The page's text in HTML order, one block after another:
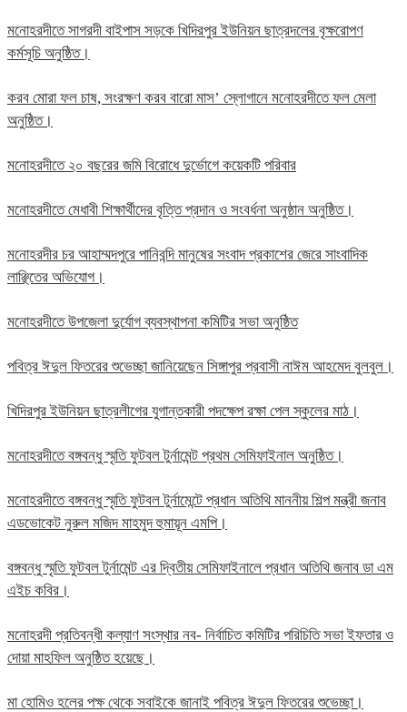
মনোহরদীতে সাগরদী বাইপাস সড়কে খিদিরপুর ইউনিয়ন ছাত্রদলের বৃক্ষরোপণ
কর্মসূচি অনুষ্ঠিত।
করব মোরা ফল চাষ, সংরক্ষণ করব বারো মাস’ স্লোগানে মনোহরদীতে ফল মেলা
অনুষ্ঠিত।
মনোহরদীতে ২০ বছরের জমি বিরোধে দুর্ভোগে কয়েকটি পরিবার
মনোহরদীতে মেধাবী শিক্ষার্থীদের বৃত্তি প্রদান ও সংবর্ধনা অনুষ্ঠান অনুষ্ঠিত।
মনোহরদীর চর আহাম্মদপুরে পানিবন্দি মানুষের সংবাদ প্রকাশের জেরে সাংবাদিক
লাঞ্ছিতের অভিযোগ।
মনোহরদীতে উপজেলা দুর্যোগ ব্যবস্থাপনা কমিটির সভা অনুষ্ঠিত
পবিত্র ঈদুল ফিতরের শুভেচ্ছা জানিয়েছেন সিঙ্গাপুর প্রবাসী নাঈম আহমেদ বুলবুল।
খিদিরপুর ইউনিয়ন ছাত্রলীগের যুগান্তকারী পদক্ষেপ রক্ষা পেল স্কুলের মাঠ।
মনোহরদীতে বঙ্গবন্ধু স্মৃতি ফুটবল টুর্নামেন্ট প্রথম সেমিফাইনাল অনুষ্ঠিত।
মনোহরদীতে বঙ্গবন্ধু স্মৃতি ফুটবল টুর্নামেন্টে প্রধান অতিথি মাননীয় শিল্প মন্ত্রী জনাব
এডভোকেট নুরুল মজিদ মাহমুদ হুমায়ূন এমপি।
বঙ্গবন্ধু স্মৃতি ফুটবল টুর্নামেন্ট এর দ্বিতীয় সেমিফাইনালে প্রধান অতিথি জনাব ডা এম
এইচ কবির।
মনোহরদী প্রতিবন্ধী কল্যাণ সংস্থার নব- নির্বাচিত কমিটির পরিচিতি সভা ইফতার ও
দোয়া মাহফিল অনুষ্ঠিত হয়েছে।
মা হোমিও হলের পক্ষ থেকে সবাইকে জানাই পবিত্র ঈদুল ফিতরের শুভেচ্ছা।